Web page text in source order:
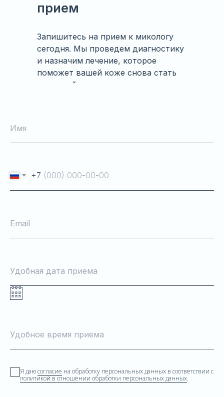
прием
Запишитесь на прием к микологу
сегодня. Мы проведем диагностику
и назначим лечение, которое
поможет вашей коже снова стать
здоровой.
Имя
+7
Email
Удобная дата приема
Удобное время приема
Я даюсогласие на обработку персональных данных в соответствии с
политикой в отношении обработки персональных данных.